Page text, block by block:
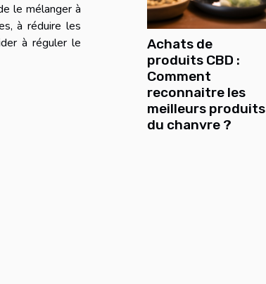
le mélanger à
à réduire les
à réguler le
Achats de
produits CBD :
Comment
reconnaitre les
meilleurs produits
du chanvre ?